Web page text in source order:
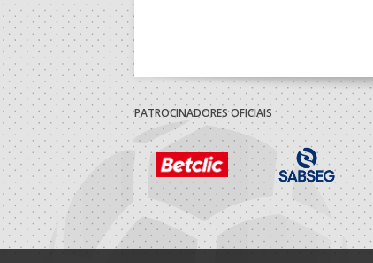
PATROCINADORES OFICIAIS